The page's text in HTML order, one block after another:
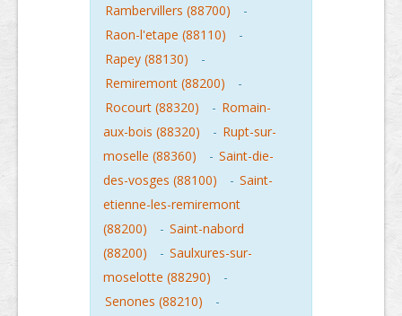
Rambervillers (88700)
-
Raon-l'etape (88110)
-
Rapey (88130)
-
Remiremont (88200)
-
Rocourt (88320)
- Romain-
aux-bois (88320)
- Rupt-sur-
moselle (88360)
- Saint-die-
des-vosges (88100)
- Saint-
etienne-les-remiremont
(88200)
- Saint-nabord
(88200)
- Saulxures-sur-
moselotte (88290)
-
Senones (88210)
-